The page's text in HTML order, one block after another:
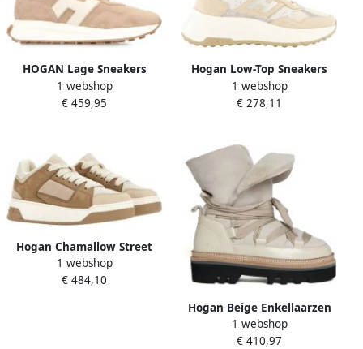
HOGAN Lage Sneakers
Dames H641 Allacciato H
Patch Maat: 37 5 Materiaal:
1 webshop
€ 459,95
Hogan Low-Top Sneakers
Dames H669 Sneaker Beige
in beige
1 webshop
€ 278,11
Hogan Chamallow Street
Sneakers Beige Dames
1 webshop
€ 484,10
Hogan Beige Enkellaarzen
voor vrouwen
1 webshop
€ 410,97